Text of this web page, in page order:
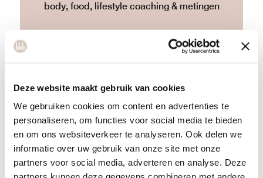
Deze website maakt gebruik van cookies
We gebruiken cookies om content en advertenties te
personaliseren, om functies voor social media te bieden
en om ons websiteverkeer te analyseren. Ook delen we
informatie over uw gebruik van onze site met onze
partners voor social media, adverteren en analyse. Deze
body, food, lifestyle coaching & metingen
245
bbb